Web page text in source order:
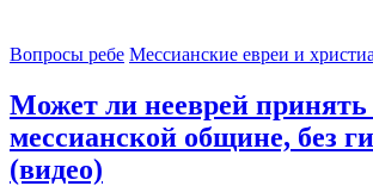
Вопросы ребе Мессианские евреи и
Может ли нееврей принять
мессианской общине, без
(видео)